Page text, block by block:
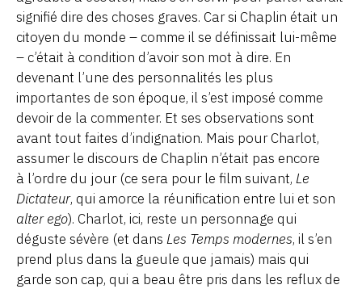
signifié dire des choses graves. Car si Chaplin était un
citoyen du monde – comme il se définissait lui-même
– c’était à condition d’avoir son mot à dire. En
devenant l’une des personnalités les plus
importantes de son époque, il s’est imposé comme
devoir de la commenter. Et ses observations sont
avant tout faites d’indignation. Mais pour Charlot,
assumer le discours de Chaplin n’était pas encore
à l’ordre du jour (ce sera pour le film suivant, Le
Dictateur, qui amorce la réunification entre lui et son
alter ego). Charlot, ici, reste un personnage qui
déguste sévère (et dans Les Temps modernes, il s’en
prend plus dans la gueule que jamais) mais qui
garde son cap, qui a beau être pris dans les reflux de